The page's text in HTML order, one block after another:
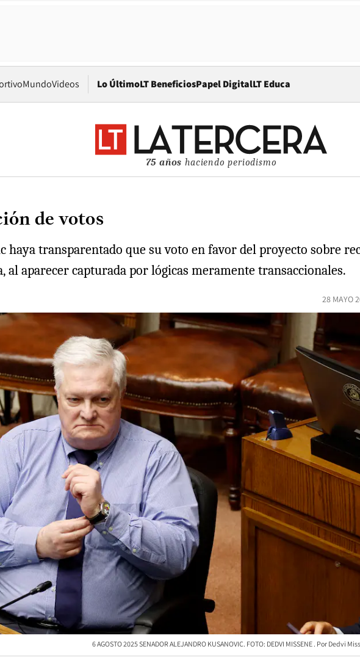
MundoVideos Lo ÚltimoLT BeneficiosPapel DigitalOpens in new window
LT Educa
75 años haciendo periodismo
de votos
haya transparentado que su voto en favor del proyecto sobre
aparecer capturada por lógicas meramente transaccionales.
28 MAYO
6 AGOSTO 2025 SENADOR ALEJANDRO KUSANOVIC. FOTO: DEDVI MISSENE Dedvi